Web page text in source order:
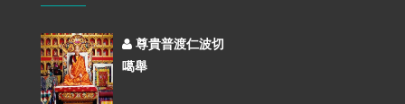
尊貴普渡仁波切
噶舉